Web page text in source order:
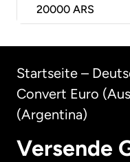
20000 ARS
Startseite –
Convert Euro
(Argentina)
Versende